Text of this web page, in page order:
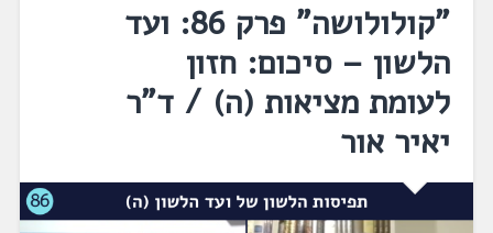
"קולולושה" פרק 86: ועד
הלשון – סיכום: חזון
לעומת מציאות (ה) / ד"ר
יאיר אור